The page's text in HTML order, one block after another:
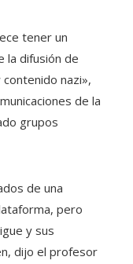
tener un
la difusión de
nazi»,
de la
grupos
de una
pero
y sus
dijo el profesor